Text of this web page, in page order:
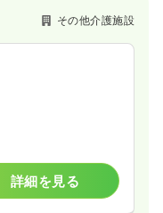
その他介護施設
詳細を見る